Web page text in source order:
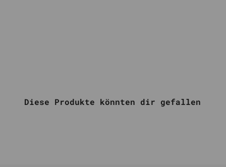
Diese Produkte könnten dir gefallen